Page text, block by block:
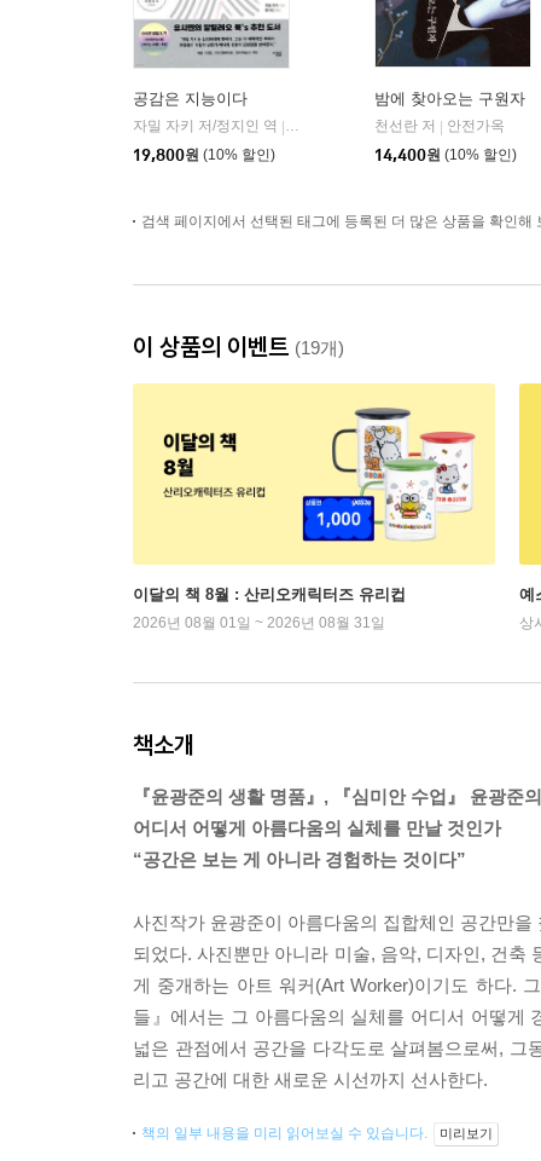
공감은 지능이다
자밀 자키 저/정지인 역
심심
19,800원 (10% 할인)
밤에 찾아오는 구원자
천선란 저
안전가옥
14,400원 (10% 할인)
검색 페이지에서 선택된 태그에 등록된 더 많은 상품을 확인해
이 상품의 이벤트 (19개)
이달의 책 8월 : 산리오캐릭터즈 유리컵
2026년 08월 01일 ~ 2026년 08월 31일
예
상
책소개
『윤광준의 생활 명품』, 『심미안 수업』 윤광준
어디서 어떻게 아름다움의 실체를 만날 것인가
“공간은 보는 게 아니라 경험하는 것이다”
사진작가 윤광준이 아름다움의 집합체인 공간만
되었다. 사진뿐만 아니라 미술, 음악, 디자인, 건축
게 중개하는 아트 워커(Art Worker)이기도 하다.
들』에서는 그 아름다움의 실체를 어디서 어떻게
넓은 관점에서 공간을 다각도로 살펴봄으로써,
리고 공간에 대한 새로운 시선까지 선사한다.
책의 일부 내용을 미리 읽어보실 수 있습니다. 미리보기